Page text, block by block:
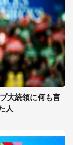
大統領に何も言
人